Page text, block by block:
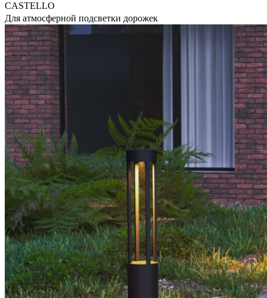
CASTELLO
Для атмосферной подсветки дорожек